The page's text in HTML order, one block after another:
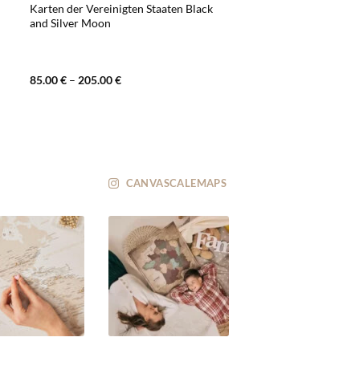
Karten der Vereinigten Staaten Black
and Silver Moon
85.00€ – 205.00€
CANVASCALEMAPS